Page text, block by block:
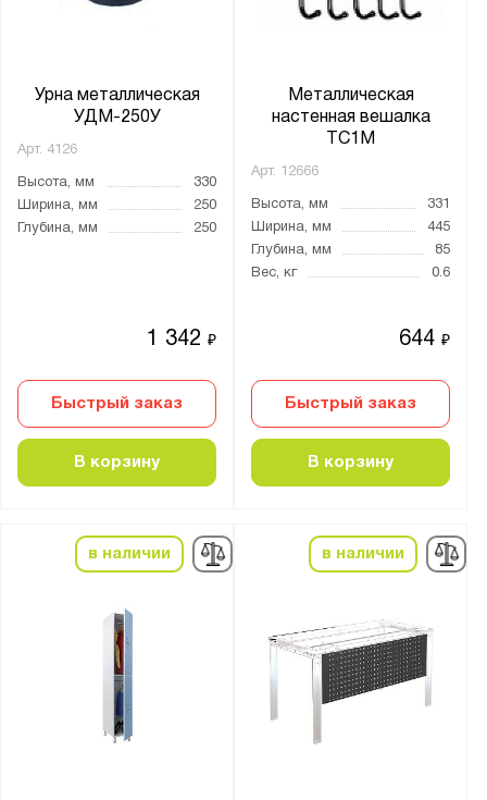
Урна металлическая
УДМ-250У
Арт. 4126
Высота, мм
330
Ширина, мм
250
Глубина, мм
250
1 342₽
Быстрый заказ
В корзину
Металлическая
настенная вешалка
ТС1М
Арт. 12666
Высота, мм
331
Ширина, мм
445
Глубина, мм
85
Вес, кг
0.6
644₽
Быстрый заказ
В корзину
в наличии в наличии